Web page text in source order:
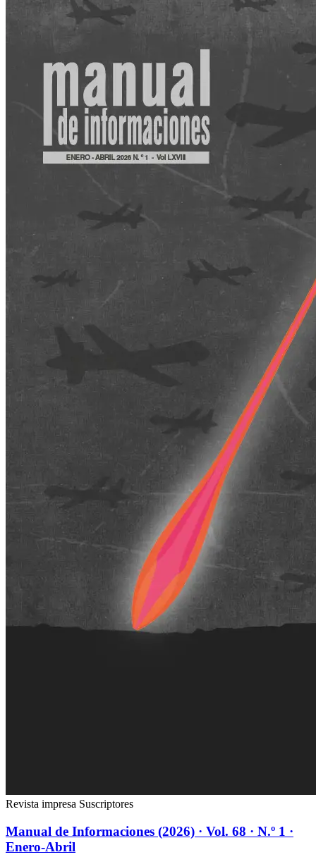
Revista impresa Suscriptores
Manual de Informaciones (2026) · Vol. 68 · N.º 1 ·
Enero-Abril